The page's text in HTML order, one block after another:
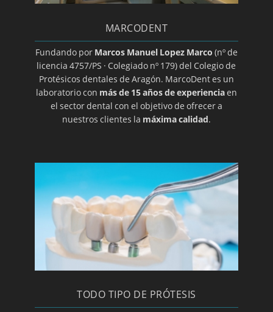
Herpes oral
Higiene dental
Ortodoncia transparente
Implantes
Laboratorio de prótesis dentales en Zaragoza
Limpieza bucal
Macroglasia
Maloclusion
Método Gerber para elección de prótesis
Mucocele
MARCODENT
Fundando por Marcos Manuel Lopez Marco (nº de
licencia 4757/PS · Colegiado nº 179) del Colegio de
Protésicos dentales de Aragón. MarcoDent es un
laboratorio con más de 15 años de experienciaen
el sector dental con el objetivo de ofrecer a
nuestros clientes la máxima calidad.
TODO TIPO DE PRÓTESIS